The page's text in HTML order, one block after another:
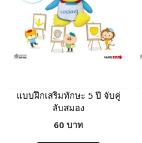
แบบฝึกเสริมทักษะ 5 ปี จับคู่
ลับสมอง
60 บาท